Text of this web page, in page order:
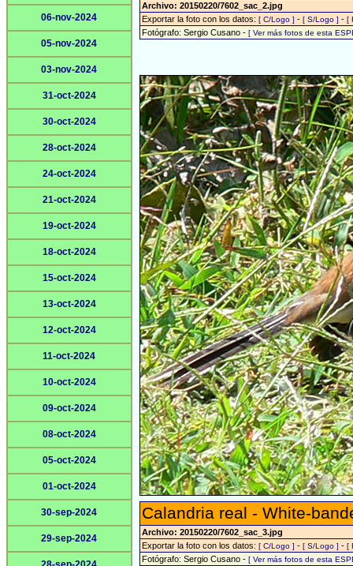
06-nov-2024
05-nov-2024
03-nov-2024
31-oct-2024
30-oct-2024
28-oct-2024
24-oct-2024
21-oct-2024
19-oct-2024
18-oct-2024
15-oct-2024
13-oct-2024
12-oct-2024
11-oct-2024
10-oct-2024
09-oct-2024
08-oct-2024
05-oct-2024
01-oct-2024
30-sep-2024
29-sep-2024
Archivo: 20150220/7602_sac_2.jpg
Exportar la foto con los datos: [ C/Logo ] - [ S/Logo ] - [
Fotógrafo: Sergio Cusano - [ Ver más fotos de esta
Calandria real - White-
Archivo: 20150220/7602_sac_3.jpg
Exportar la foto con los datos: [ C/Logo ] - [ S/Logo ] - [
Fotógrafo: Sergio Cusano - [ Ver más fotos de esta